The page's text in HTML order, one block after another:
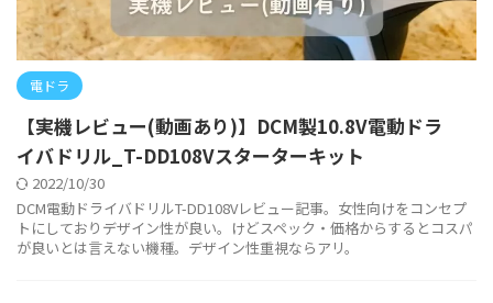
電ドラ
【実機レビュー(動画あり)】DCM製10.8V電動ドラ
イバドリル_T-DD108Vスターターキット
2022/10/30
DCM電動ドライバドリルT-DD108Vレビュー記事。女性向けをコンセプ
トにしておりデザイン性が良い。けどスペック・価格からするとコスパ
が良いとは言えない機種。デザイン性重視ならアリ。